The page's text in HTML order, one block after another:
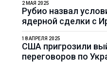
Рубио назвал
ядерной сделки с
2 МАЯ 2025
США пригрозили
переговоров по
18 АПРЕЛЯ 2025